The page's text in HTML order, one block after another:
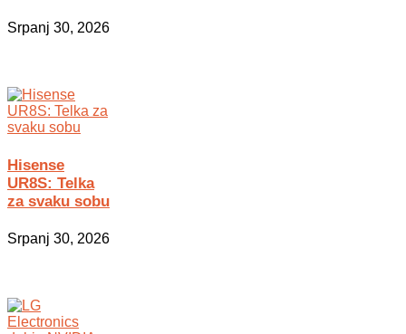
Srpanj 30, 2026
Hisense
UR8S: Telka
za svaku sobu
Srpanj 30, 2026